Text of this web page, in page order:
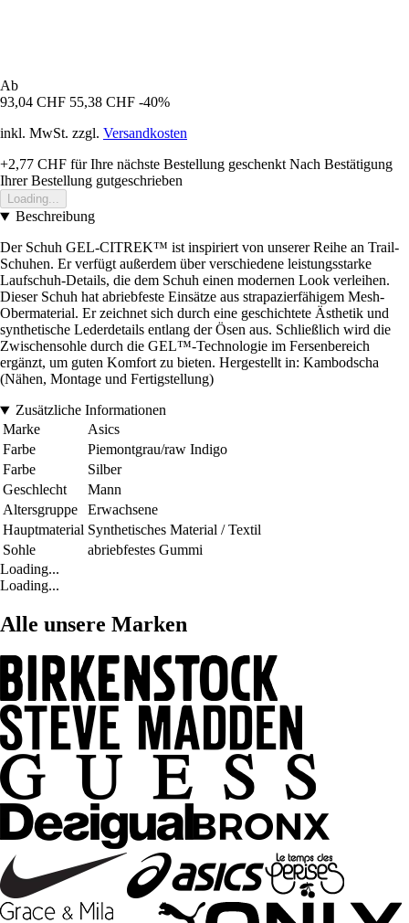
Ab
93,04 CHF 55,38 CHF -40%
inkl. MwSt. zzgl. Versandkosten
+2,77 CHF für Ihre nächste Bestellung geschenkt Nach Bestätigung
Ihrer Bestellung gutgeschrieben
Loading...
Beschreibung
Der Schuh GEL-CITREK™ ist inspiriert von unserer Reihe an Trail-
Schuhen. Er verfügt außerdem über verschiedene leistungsstarke
Laufschuh-Details, die dem Schuh einen modernen Look verleihen.
Dieser Schuh hat abriebfeste Einsätze aus strapazierfähigem Mesh-
Obermaterial. Er zeichnet sich durch eine geschichtete Ästhetik und
synthetische Lederdetails entlang der Ösen aus. Schließlich wird die
Zwischensohle durch die GEL™-Technologie im Fersenbereich
ergänzt, um guten Komfort zu bieten. Hergestellt in: Kambodscha
(Nähen, Montage und Fertigstellung)
Zusätzliche Informationen
Marke
Asics
Farbe
Piemontgrau/raw Indigo
Farbe
Silber
Geschlecht
Mann
Altersgruppe
Erwachsene
Hauptmaterial Synthetisches Material / Textil
Sohle
abriebfestes Gummi
Loading...
Loading...
Alle unsere Marken